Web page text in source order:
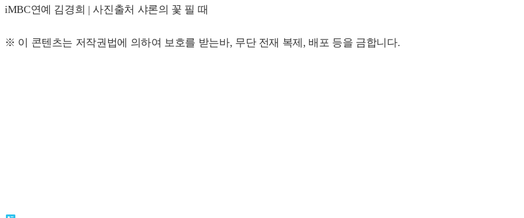
iMBC연예 김경희 | 사진출처 샤론의 꽃 필 때
※ 이 콘텐츠는 저작권법에 의하여 보호를 받는바, 무단 전재 복제, 배포 등을 금합니다.